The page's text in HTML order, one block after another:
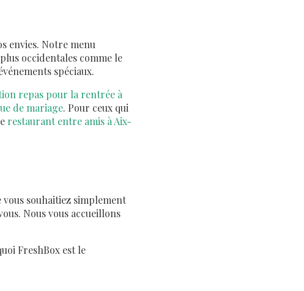
envies. Notre menu
occidentales comme le
spéciaux.
repas pour la rentrée à
de mariage. Pour ceux qui
restaurant entre amis à Aix-
vous souhaitiez simplement
Nous vous accueillons
FreshBox est le